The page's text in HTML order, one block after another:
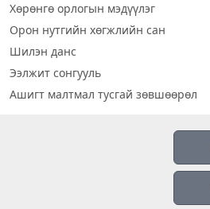
Хөрөнгө орлогын мэдүүлэг
Орон нутгийн хөгжлийн сан
Шилэн данс
Ээлжит сонгууль
Ашигт малтмал тусгай зөвшөөрөл